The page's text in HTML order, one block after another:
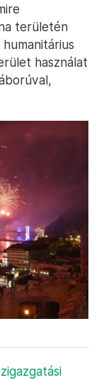
területén
használat